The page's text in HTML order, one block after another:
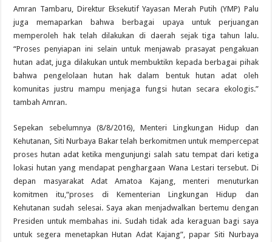
Amran Tambaru, Direktur Eksekutif Yayasan Merah Putih (YMP) Palu
juga memaparkan bahwa berbagai upaya untuk perjuangan
memperoleh hak telah dilakukan di daerah sejak tiga tahun lalu.
“Proses penyiapan ini selain untuk menjawab prasayat pengakuan
hutan adat, juga dilakukan untuk membuktikn kepada berbagai pihak
bahwa pengelolaan hutan hak dalam bentuk hutan adat oleh
komunitas justru mampu menjaga fungsi hutan secara ekologis.”
tambah Amran.
Sepekan sebelumnya (8/8/2016), Menteri Lingkungan Hidup dan
Kehutanan, Siti Nurbaya Bakar telah berkomitmen untuk mempercepat
proses hutan adat ketika mengunjungi salah satu tempat dari ketiga
lokasi hutan yang mendapat penghargaan Wana Lestari tersebut. Di
depan masyarakat Adat Amatoa Kajang, menteri menuturkan
komitmen itu,“proses di Kementerian Lingkungan Hidup dan
Kehutanan sudah selesai. Saya akan menjadwalkan bertemu dengan
Presiden untuk membahas ini. Sudah tidak ada keraguan bagi saya
untuk segera menetapkan Hutan Adat Kajang”, papar Siti Nurbaya